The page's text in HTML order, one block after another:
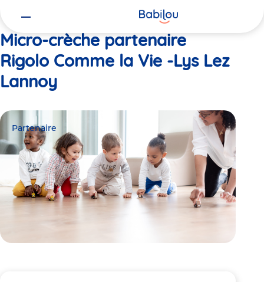
Micro-crèche partenaire
Rigolo Comme la Vie -Lys Lez
Lannoy
Partenaire